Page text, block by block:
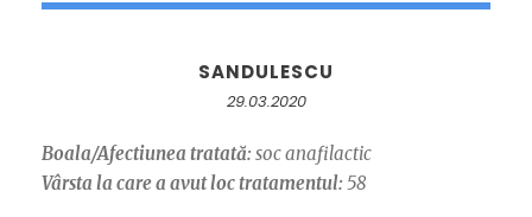
SANDULESCU
29.03.2020
Boala/Afectiunea tratată: soc anafilactic
Vârsta la care a avut loc tratamentul: 58